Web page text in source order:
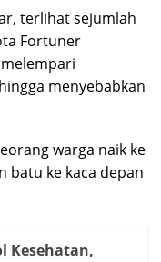
terlihat sejumlah
Fortuner
menyebabkan
warga naik ke
batu ke kaca depan
Kesehatan,